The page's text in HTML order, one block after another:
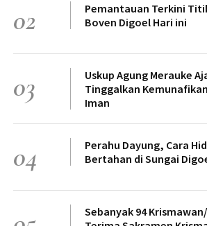
02
Pemantauan Terkini
Boven Digoel Hari ini
03
Uskup Agung Merauke
Tinggalkan
Iman
04
Perahu Dayung, Cara
Bertahan di Sungai
Sebanyak 94